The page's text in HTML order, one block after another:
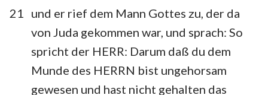
21
und er rief dem Mann Gottes zu, der da
von Juda gekommen war, und sprach: So
spricht der HERR: Darum daß du dem
Munde des HERRN bist ungehorsam
gewesen und hast nicht gehalten das